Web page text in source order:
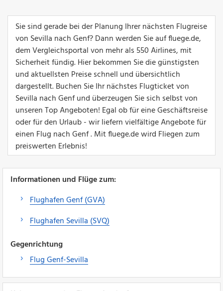
Sie sind gerade bei der Planung Ihrer nächsten Flugreise
von Sevilla nach Genf? Dann werden Sie auf fluege.de,
dem Vergleichsportal von mehr als 550 Airlines, mit
Sicherheit fündig. Hier bekommen Sie die günstigsten
und aktuellsten Preise schnell und übersichtlich
dargestellt. Buchen Sie Ihr nächstes Flugticket von
Sevilla nach Genf und überzeugen Sie sich selbst von
unseren Top Angeboten! Egal ob für eine Geschäftsreise
oder für den Urlaub - wir liefern vielfältige Angebote für
einen Flug nach Genf . Mit fluege.de wird Fliegen zum
preiswerten Erlebnis!
Informationen und Flüge zum:
Flughafen Genf (GVA)
Flughafen Sevilla (SVQ)
Gegenrichtung
Flug Genf-Sevilla